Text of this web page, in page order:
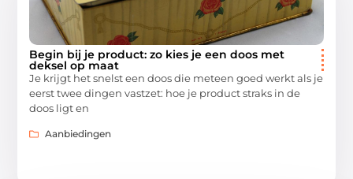
Begin bij je product: zo kies je een doos met
deksel op maat
Je krijgt het snelst een doos die meteen goed werkt als je
eerst twee dingen vastzet: hoe je product straks in de
doos ligt en
Aanbiedingen